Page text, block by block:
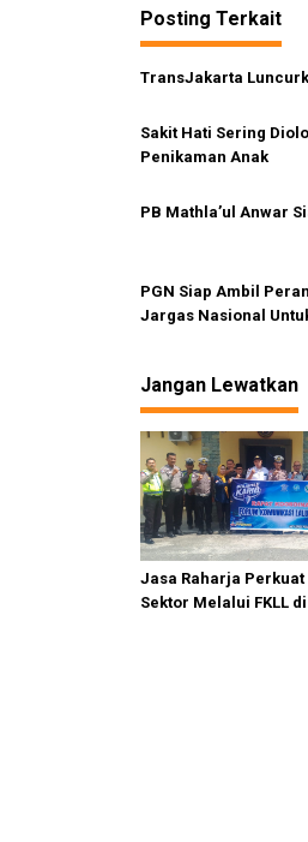
i
g
a
s
i
o
Posting Terkait
TransJakarta
Sakit Hati Sering
Penikaman Anak
PB Mathla’ul Anwar
PGN Siap Ambil
Jargas Nasional
Jangan Lewatkan
Jasa Raharja
Sektor Melalui FKLL